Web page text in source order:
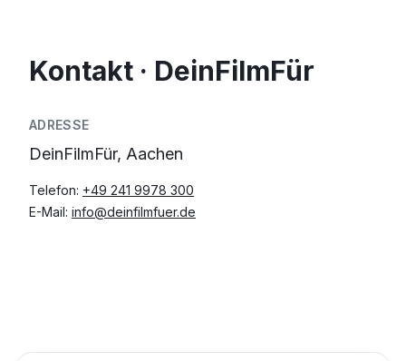
Kontakt · DeinFilmFür
ADRESSE
DeinFilmFür, Aachen
Telefon: +49 241 9978 300
E-Mail: info@deinfilmfuer.de